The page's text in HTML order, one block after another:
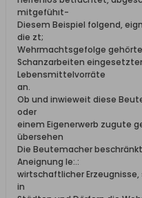
mitgefühıt-
Diesem Beispiel folgend,
die zt;
Wehrmachtsgefolge
Schanzarbeiten
Lebensmittelvorräte
an.
Ob und inwieweit diese
oder
einem Eigenerwerb zugute
übersehen
Die Beutemacher
Aneignung le:.:
wirtschaftlicher
in